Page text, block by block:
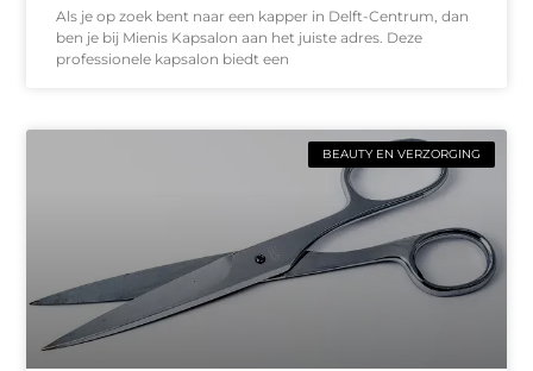
Als je op zoek bent naar een kapper in Delft-Centrum, dan
ben je bij Mienis Kapsalon aan het juiste adres. Deze
professionele kapsalon biedt een
BEAUTY EN VERZORGING